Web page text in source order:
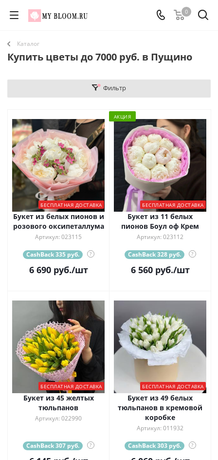
0
Каталог
Купить цветы до 7000 руб. в Пущино
Фильтр
БЕСПЛАТНАЯ ДОСТАВКА
Букет из белых пионов и
розового оксипеталлума
Артикул: 023115
CashBack 335 руб. ?
6 690руб./шт
АКЦИЯ
БЕСПЛАТНАЯ ДОСТАВКА
Букет из 11 белых
пионов Боул оф Крем
Артикул: 023112
CashBack 328 руб. ?
6 560руб./шт
БЕСПЛАТНАЯ ДОСТАВКА
Букет из 45 желтых
тюльпанов
Артикул: 022990
CashBack 307 руб. ?
БЕСПЛАТНАЯ ДОСТАВКА
Букет из 49 белых
тюльпанов в кремовой
коробке
Артикул: 011932
CashBack 303 руб. ?